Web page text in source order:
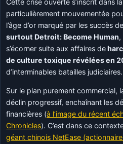
Cette crise ouverte s’inscrit dans
particulièrement mouvementée
l’âge d’or marqué par les succès de
surtout Detroit: Become Human,
s’écorner suite aux affaires de
de culture toxique révélées en
d’interminables batailles judiciaires.
Sur le plan purement commercial,
déclin progressif, enchaînant les
financières (à l’image du récent
Chronicles). C’est dans ce
géant chinois NetEase